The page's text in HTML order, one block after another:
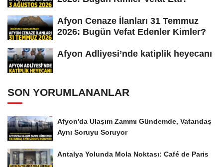
Afyon Cenaze İlanları 31 Temmuz
2026: Bugün Vefat Edenler Kimler?
Afyon Adliyesi’nde katiplik heyecanı
SON YORUMLANANLAR
Afyon'da Ulaşım Zammı Gündemde, Vatandaş
Aynı Soruyu Soruyor
Antalya Yolunda Mola Noktası: Café de Paris